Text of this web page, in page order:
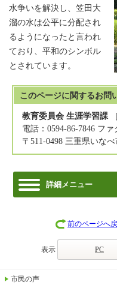
水争いを解決し、笠田大
溜の水は公平に分配され
るようになったと言われ
ており、平和のシンボル
とされています。
このページに関するお問
教育委員会 生涯学習課
電話：0594-86-7846 ファ
〒511-0498 三重県いな
詳細メニュー
前のページへ
表示 PC
市民の声